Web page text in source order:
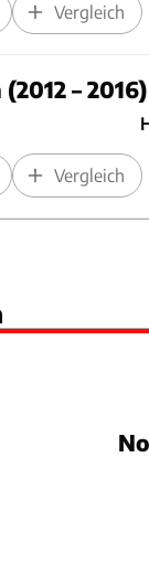
Vergleich
– 2016)
Vergleich